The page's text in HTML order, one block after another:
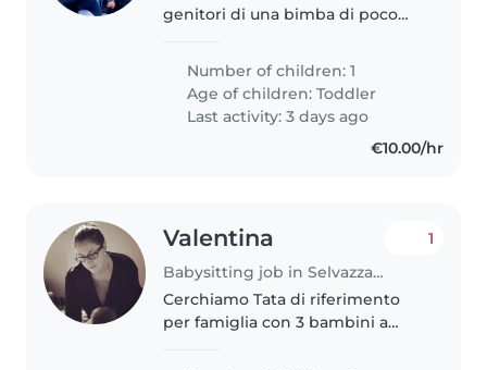
genitori di una bimba di poco
allegra! Speriamo di trovare la
persona perfetta per stare con
lei quando non potrà andare al
Number of children: 1
Age of children:Toddler
Last activity: 3 days ago
€10.00/hr
Valentina
Babysitting job in Selvazzano Dentro
1
Cerchiamo Tata di riferimento
per famiglia con 3 bambini a